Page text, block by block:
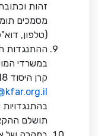
זהות
מסמכים
(טלפון,
ההתנגדות
במשרדי
קרן היסוד 18, או באמצעות דוא"ל לכתובת
בהתנגדויות
תושלם